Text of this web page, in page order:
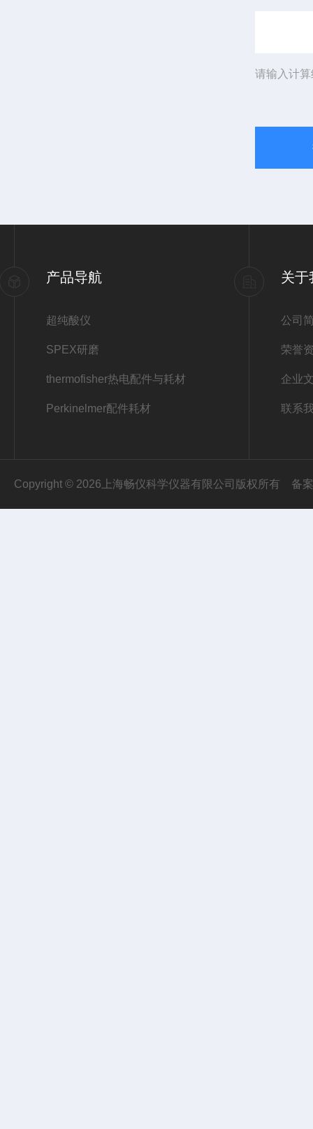
请输入计
产品导航
超纯酸仪
SPEX研磨
thermofisher热电配件与耗材
Perkinelmer配件耗材
关于
公司
荣誉
企业
联系
Copyright © 2026上海畅仪科学仪器有限公司版权所有 备